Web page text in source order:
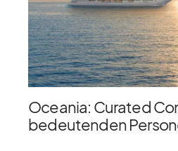
Oceania: Curated
bedeutenden